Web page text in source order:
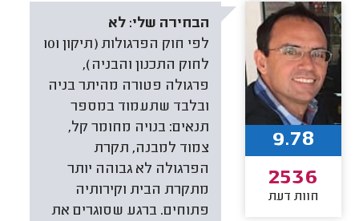
הבחירה שלי: לא
לפי חוק הפרגולות (תיקון 101
לחוק התכנון והבניה),
פרגולה פטורה מהיתר בניה
ובלבד שתעמוד במספר
תנאים: בנויה מחומר קל,
צמוד למבנה, תקרת
הפרגולה לא גבוהה יותר
מתקרת הבית וקירותיה
פתוחים. ברגע שסוגרים את
9.78
2536
חוות דעת